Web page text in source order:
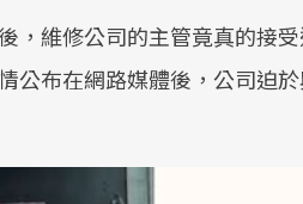
，維修公司的主管竟真的接
公布在網路媒體後，公司迫
狀況